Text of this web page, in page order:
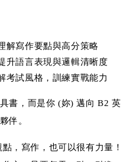
解寫作要點與高分策略
升語言表現與邏輯清晰度
考試風格，訓練實戰能力
書，而是你 (妳) 邁向 B2 英
伴。
，寫作，也可以很有力量！